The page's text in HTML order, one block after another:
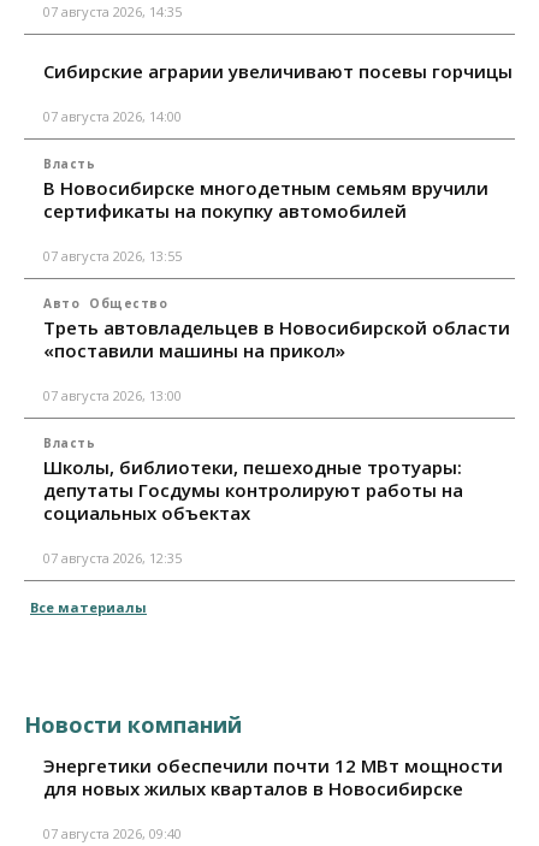
07 августа 2026, 14:35
Сибирские аграрии увеличивают посевы горчицы
07 августа 2026, 14:00
Власть
В Новосибирске многодетным семьям вручили
сертификаты на покупку автомобилей
07 августа 2026, 13:55
Авто Общество
Треть автовладельцев в Новосибирской области
«поставили машины на прикол»
07 августа 2026, 13:00
Власть
Школы, библиотеки, пешеходные тротуары:
депутаты Госдумы контролируют работы на
социальных объектах
07 августа 2026, 12:35
Все материалы
Новости компаний
Энергетики обеспечили почти 12 МВт мощности
для новых жилых кварталов в Новосибирске
07 августа 2026, 09:40